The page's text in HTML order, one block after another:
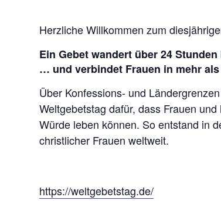
Herzliche Willkommen zum
Ein Gebet wandert über 24
… und verbindet Frauen in mehr
Über Konfessions- und
Weltgebetstag dafür, dass Frauen
Würde leben können. So entstand in
christlicher Frauen weltweit.
https://weltgebetstag.de/